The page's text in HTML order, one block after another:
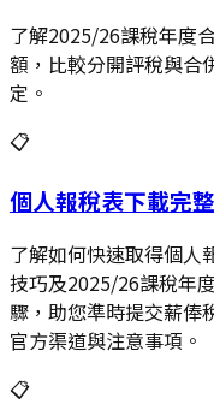
了解2025/26課稅年度
額，比較分開評稅與合
定。
📋
個人報稅表下載完
了解如何快速取得個人
技巧及2025/26課稅年
驟，助您準時提交薪俸
官方渠道與注意事項。
📋